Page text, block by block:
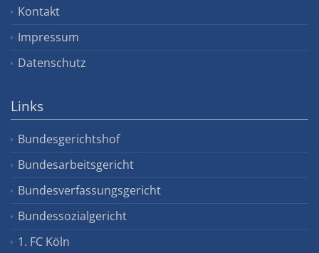
Kontakt
Impressum
Datenschutz
Links
Bundesgerichtshof
Bundesarbeitsgericht
Bundesverfassungsgericht
Bundessozialgericht
1. FC Köln